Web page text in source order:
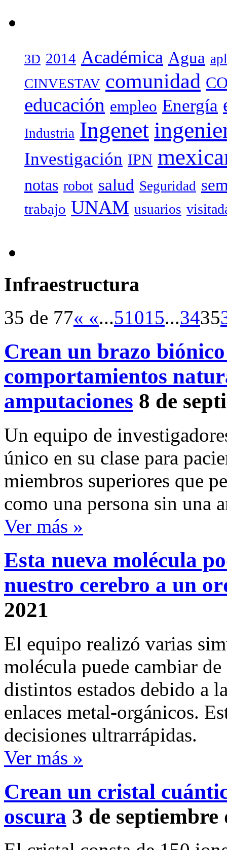
3D 2014 Académica Agua
CINVESTAV comunidad
educación empleo Energía
Industria Ingenet
Investigación IPN
notas robot salud Seguridad
trabajo UNAM usuarios
Infraestructura
35 de 77« «...51015...3435
Crean un brazo
comportamientos
amputaciones 8 de
Un equipo de
único en su clase para
miembros superiores que
como una persona sin una
Ver más »
Esta nueva molécula
nuestro cerebro a un
2021
El equipo realizó varias
molécula puede cambiar
distintos estados debido a
enlaces metal-orgánicos.
decisiones ultrarrápidas.
Ver más »
Crean un cristal
oscura 3 de septiembre